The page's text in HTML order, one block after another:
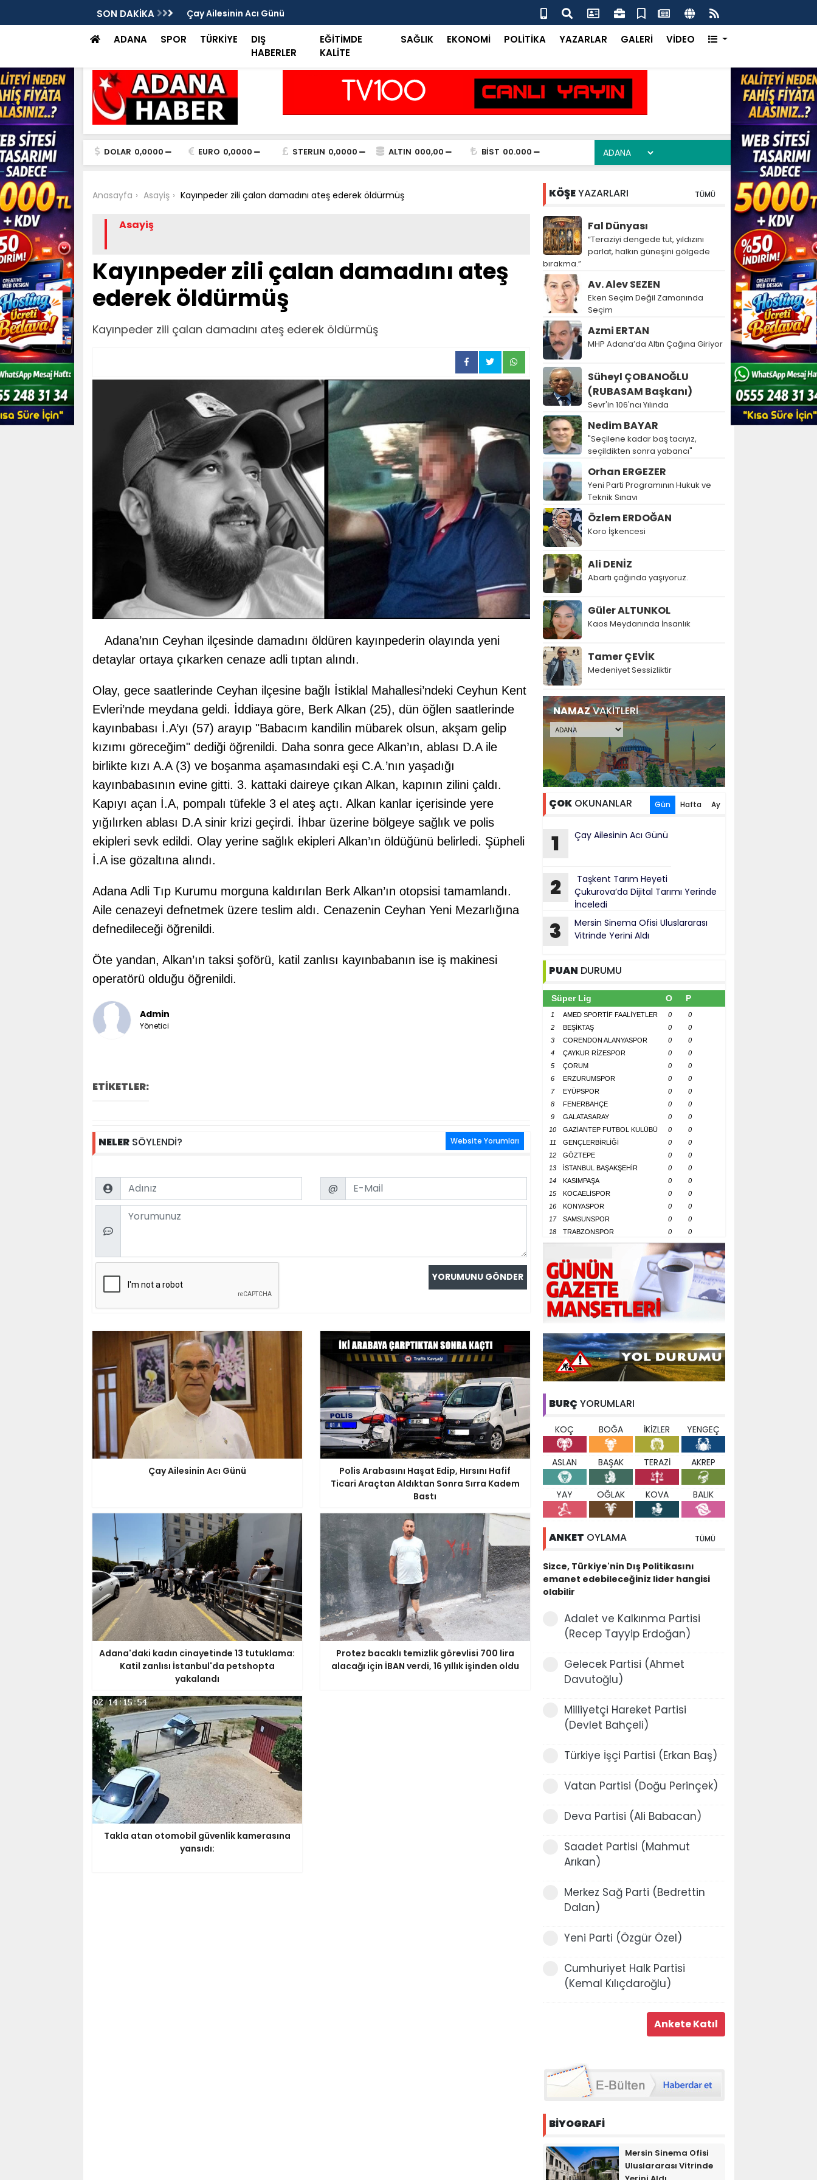
SON DAKİKA
Vitrinde Yerini Aldı Çay Ailesinin Acı Günü Taşkent Tarım Heyeti Çukurova’da Dijital Tarımı Yerinde İnceledi
ADANA SPOR TÜRKİYE
DIŞ
HABERLER
EĞİTİMDE
KALİTE
SAĞLIK EKONOMİ POLİTİKA YAZARLAR GALERİ VİDEO
DOLAR 0,0000 EURO 0,0000 STERLIN 0,0000 ALTIN 000,00 BİST 00.000
Anasayfa Asayiş Kayınpeder zili çalan damadını ateş ederek öldürmüş
Asayiş
Kayınpeder zili çalan damadını ateş
ederek öldürmüş
Kayınpeder zili çalan damadını ateş ederek öldürmüş
Adana’nın Ceyhan ilçesinde damadını öldüren kayınpederin olayında yeni
detaylar ortaya çıkarken cenaze adli tıptan alındı.
Olay, gece saatlerinde Ceyhan ilçesine bağlı İstiklal Mahallesi’ndeki Ceyhun Kent
Evleri’nde meydana geldi. İddiaya göre, Berk Alkan (25), dün öğlen saatlerinde
kayınbabası İ.A’yı (57) arayıp "Babacım kandilin mübarek olsun, akşam gelip
kızımı göreceğim" dediği öğrenildi. Daha sonra gece Alkan’ın, ablası D.A ile
birlikte kızı A.A (3) ve boşanma aşamasındaki eşi C.A.’nın yaşadığı
kayınbabasının evine gitti. 3. kattaki daireye çıkan Alkan, kapının zilini çaldı.
Kapıyı açan İ.A, pompalı tüfekle 3 el ateş açtı. Alkan kanlar içerisinde yere
yığılırken ablası D.A sinir krizi geçirdi. İhbar üzerine bölgeye sağlık ve polis
ekipleri sevk edildi. Olay yerine sağlık ekipleri Alkan’ın öldüğünü belirledi. Şüpheli
İ.A ise gözaltına alındı.
Adana Adli Tıp Kurumu morguna kaldırılan Berk Alkan’ın otopsisi tamamlandı.
Aile cenazeyi defnetmek üzere teslim aldı. Cenazenin Ceyhan Yeni Mezarlığına
defnedileceği öğrenildi.
Öte yandan, Alkan’ın taksi şoförü, katil zanlısı kayınbabanın ise iş makinesi
operatörü olduğu öğrenildi.
Admin
Yönetici
ETİKETLER:
NELERSÖYLENDİ? Website Yorumları
Name Email
@
Comment
Çay Ailesinin Acı Günü
Polis Arabasını Haşat Edip, Hırsını Hafif
Ticari Araçtan Aldıktan Sonra Sırra Kadem
Bastı
Adana'daki kadın cinayetinde 13 tutuklama:
Katil zanlısı İstanbul'da petshopta
yakalandı
Protez bacaklı temizlik görevlisi 700 lira
alacağı için İBAN verdi, 16 yıllık işinden oldu
Takla atan otomobil güvenlik kamerasına
yansıdı:
KÖŞEYAZARLARI TÜMÜ
Fal Dünyası
“Teraziyi dengede tut, yıldızını
parlat, halkın güneşini gölgede
bırakma.”
Av. Alev SEZEN
Eken Seçim Değil Zamanında
Seçim
Azmi ERTAN
MHP Adana’da Altın Çağına Giriyor
Süheyl ÇOBANOĞLU
(RUBASAM Başkanı)
Sevr'in 106'ncı Yılında
Nedim BAYAR
"Seçilene kadar baş tacıyız,
seçildikten sonra yabancı"
Orhan ERGEZER
Yeni Parti Programının Hukuk ve
Teknik Sınavı
Özlem ERDOĞAN
Koro İşkencesi
Ali DENİZ
Abartı çağında yaşıyoruz.
Güler ALTUNKOL
Kaos Meydanında İnsanlık
Tamer ÇEVİK
Medeniyet Sessizliktir
NAMAZVAKİTLERİ
ÇOKOKUNANLAR Gün Hafta Ay
1 Çay Ailesinin Acı Günü
2
Taşkent Tarım Heyeti
Çukurova’da Dijital Tarımı Yerinde
İnceledi
3
Mersin Sinema Ofisi Uluslararası
Vitrinde Yerini Aldı
PUAN DURUMU
Süper Lig O P
1 AMED SPORTİF FAALİYETLER 0
0
2
BEŞİKTAŞ 0
0
3
CORENDON ALANYASPOR 0
0
4
ÇAYKUR RİZESPOR 0
0
5
ÇORUM 0
0
6
ERZURUMSPOR 0
0
7
EYÜPSPOR 0
0
8
FENERBAHÇE 0
0
9
GALATASARAY 0
0
10
GAZİANTEP FUTBOL KULÜBÜ 0
0
11
GENÇLERBİRLİĞİ 0
0
12
GÖZTEPE 0
0
13
İSTANBUL BAŞAKŞEHİR 0
0
14
KASIMPAŞA 0
0
15
KOCAELİSPOR 0
0
16
KONYASPOR 0
0
17
SAMSUNSPOR 0
0
18
TRABZONSPOR 0 0
BURÇ YORUMLARI
KOÇ BOĞA İKİZLER YENGEÇ
ASLAN BAŞAK TERAZİ AKREP
YAY OĞLAK KOVA BALIK
ANKET OYLAMA TÜMÜ
Sizce, Türkiye'nin Dış Politikasını
emanet edebileceğiniz lider hangisi
olabilir
Adalet ve Kalkınma Partisi
(Recep Tayyip Erdoğan)
Gelecek Partisi (Ahmet
Davutoğlu)
Milliyetçi Hareket Partisi
(Devlet Bahçeli)
Türkiye İşçi Partisi (Erkan Baş)
Vatan Partisi (Doğu Perinçek)
Deva Partisi (Ali Babacan)
Saadet Partisi (Mahmut
Arıkan)
Merkez Sağ Parti (Bedrettin
Dalan)
Yeni Parti (Özgür Özel)
Cumhuriyet Halk Partisi
(Kemal Kılıçdaroğlu)
BİYOGRAFİ
Mersin Sinema Ofisi
Uluslararası Vitrinde